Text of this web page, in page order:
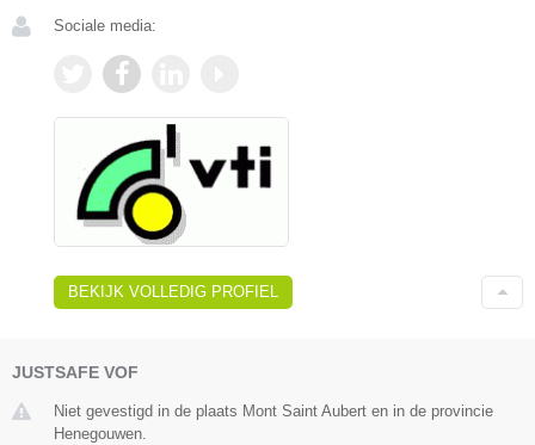
Sociale media:
BEKIJK VOLLEDIG PROFIEL
JUSTSAFE VOF
Niet gevestigd in de plaats Mont Saint Aubert en in de provincie
Henegouwen.